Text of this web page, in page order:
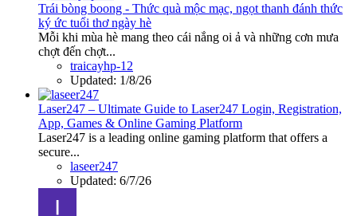
Trái bòng boong - Thức quà mộc mạc, ngọt thanh đánh thức
ký ức tuổi thơ ngày hè
Mỗi khi mùa hè mang theo cái nắng oi ả và những cơn mưa
chợt đến chợt...
traicayhp-12
Updated: 1/8/26
Laser247 – Ultimate Guide to Laser247 Login, Registration,
App, Games & Online Gaming Platform
Laser247 is a leading online gaming platform that offers a
secure...
laseer247
Updated: 6/7/26